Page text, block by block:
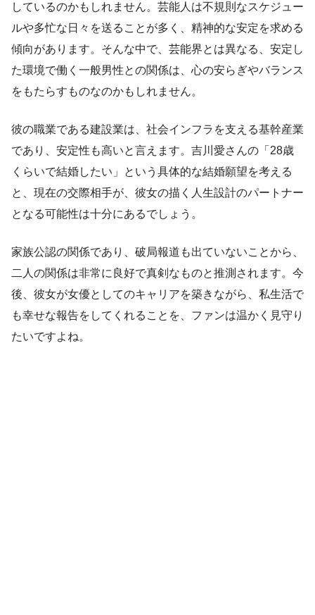
しているのかもしれません。芸能人は不規則なスケジュー
ルや多忙な日々を送ることが多く、精神的な安定を求める
傾向があります。そんな中で、芸能界とは異なる、安定し
た環境で働く一般男性との関係は、心の安らぎやバランス
をもたらすものなのかもしれません。
彼の職業である建設業は、社会インフラを支える基幹産業
であり、安定性も高いと言えます。吉川愛さんの「28歳
くらいで結婚したい」という具体的な結婚願望を考える
と、現在の交際相手が、彼女の描く人生設計のパートナー
となる可能性は十分にあるでしょう。
家族公認の関係であり、破局報道も出ていないことから、
二人の関係は非常に良好で真剣なものと推測されます。今
後、彼女が女優としてのキャリアを築きながら、私生活で
も幸せな報告をしてくれることを、ファンは温かく見守り
たいですよね。